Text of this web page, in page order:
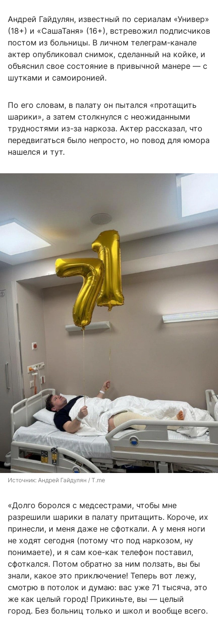
Андрей Гайдулян, известный по сериалам «Универ»
(18+) и «СашаТаня» (16+), встревожил подписчиков
постом из больницы. В личном телеграм-канале
актер опубликовал снимок, сделанный на койке, и
объяснил свое состояние в привычной манере — с
шутками и самоиронией.
По его словам, в палату он пытался «протащить
шарики», а затем столкнулся с неожиданными
трудностями из-за наркоза. Актер рассказал, что
передвигаться было непросто, но повод для юмора
нашелся и тут.
Источник: Андрей Гайдулян / T.me
«Долго боролся с медсестрами, чтобы мне
разрешили шарики в палату притащить. Короче, их
принесли, и меня даже не сфоткали. А у меня ноги
не ходят сегодня (потому что под наркозом, ну
понимаете), и я сам кое-как телефон поставил,
сфоткался. Потом обратно за ним ползать, вы бы
знали, какое это приключение! Теперь вот лежу,
смотрю в потолок и думаю: вас уже 71 тысяча, это
же как целый город! Прикиньте, вы — целый
город. Без больниц только и школ и вообще всего.